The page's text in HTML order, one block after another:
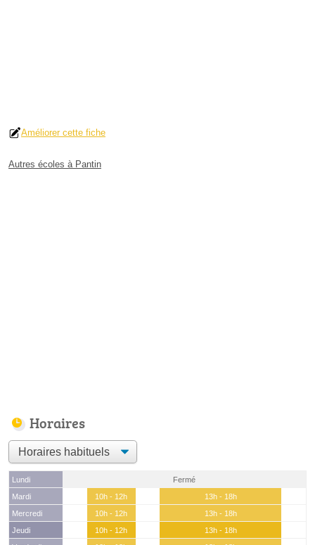
Améliorer cette fiche
Autres écoles à Pantin
Horaires
Lundi
Fermé
Mardi
10h - 12h
13h - 18h
Mercredi
10h - 12h
13h - 18h
Jeudi
10h - 12h
13h - 18h